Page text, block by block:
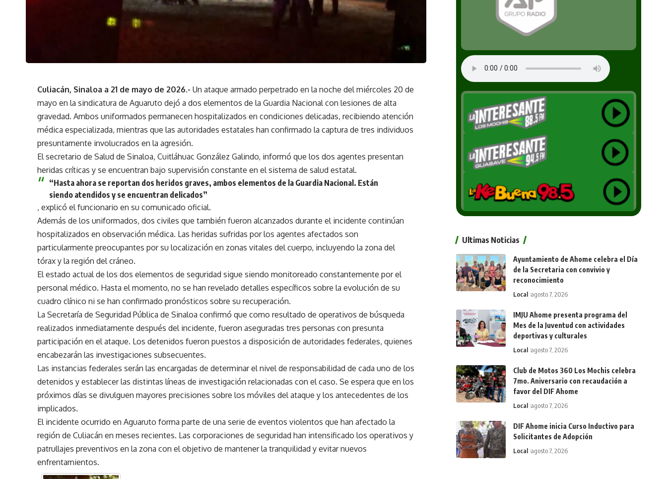
Culiacán, Sinaloa a 21 de mayo de 2026.- Un ataque armado perpetrado en la noche del miércoles 20 de
mayo en la sindicatura de Aguaruto dejó a dos elementos de la Guardia Nacional con lesiones de alta
gravedad. Ambos uniformados permanecen hospitalizados en condiciones delicadas, recibiendo atención
médica especializada, mientras que las autoridades estatales han confirmado la captura de tres individuos
presuntamente involucrados en la agresión.
El secretario de Salud de Sinaloa, Cuitláhuac González Galindo, informó que los dos agentes presentan
heridas críticas y se encuentran bajo supervisión constante en el sistema de salud estatal.
“Hasta ahora se reportan dos heridos graves, ambos elementos de la Guardia Nacional. Están
siendo atendidos y se encuentran delicados”
, explicó el funcionario en su comunicado oficial.
Además de los uniformados, dos civiles que también fueron alcanzados durante el incidente continúan
hospitalizados en observación médica. Las heridas sufridas por los agentes afectados son
particularmente preocupantes por su localización en zonas vitales del cuerpo, incluyendo la zona del
tórax y la región del cráneo.
El estado actual de los dos elementos de seguridad sigue siendo monitoreado constantemente por el
personal médico. Hasta el momento, no se han revelado detalles específicos sobre la evolución de su
cuadro clínico ni se han confirmado pronósticos sobre su recuperación.
La Secretaría de Seguridad Pública de Sinaloa confirmó que como resultado de operativos de búsqueda
realizados inmediatamente después del incidente, fueron aseguradas tres personas con presunta
participación en el ataque. Los detenidos fueron puestos a disposición de autoridades federales, quienes
encabezarán las investigaciones subsecuentes.
Las instancias federales serán las encargadas de determinar el nivel de responsabilidad de cada uno de los
detenidos y establecer las distintas líneas de investigación relacionadas con el caso. Se espera que en los
próximos días se divulguen mayores precisiones sobre los móviles del ataque y los antecedentes de los
implicados.
El incidente ocurrido en Aguaruto forma parte de una serie de eventos violentos que han afectado la
región de Culiacán en meses recientes. Las corporaciones de seguridad han intensificado los operativos y
patrullajes preventivos en la zona con el objetivo de mantener la tranquilidad y evitar nuevos
enfrentamientos.
Ultimas Noticias
Ayuntamiento de Ahome celebra el Día
de la Secretaria con convivio y
reconocimiento
Local agosto 7, 2026
IMJU Ahome presenta programa del
Mes de la Juventud con actividades
deportivas y culturales
Local agosto 7, 2026
Club de Motos 360 Los Mochis celebra
7mo. Aniversario con recaudación a
favor del DIF Ahome
Local agosto 7, 2026
DIF Ahome inicia Curso Inductivo para
Solicitantes de Adopción
Local agosto 7, 2026